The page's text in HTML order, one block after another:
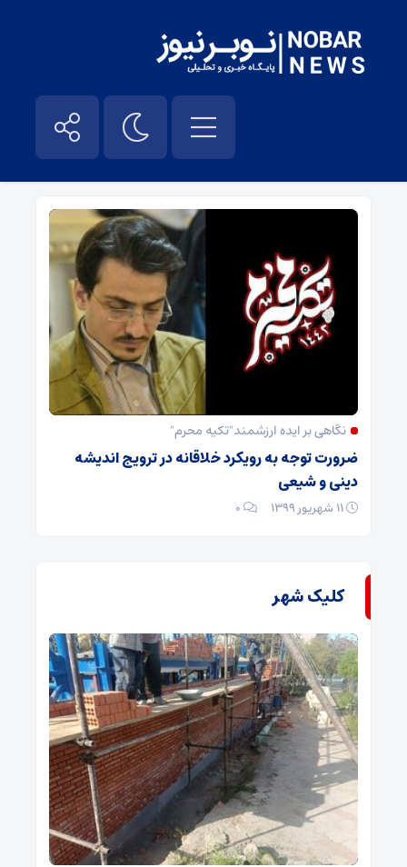
حفظ ارزش های دینی – نوبر نیوز
نگاهی بر ایده ارزشمند"تکیه محرم"
ضرورت توجه به رویکرد خلاقانه در ترویج اندیشه
دینی و شیعی
۰
کلیک شهر